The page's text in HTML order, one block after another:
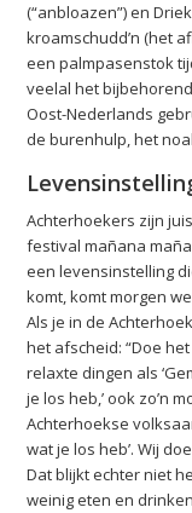
(“anbloazen”) en
kroamschudd’n (het
een palmpasenstok
veelal het
Oost-Nederlands
de burenhulp, het
Achterhoekers zijn
festival mañana
een levensinstelling
komt, komt morgen
Als je in de
het afscheid: “Doe
relaxte dingen als
je los heb,’ ook zo’n
Achterhoekse
wat je los heb’. Wij
Dat blijkt echter niet
weinig eten en